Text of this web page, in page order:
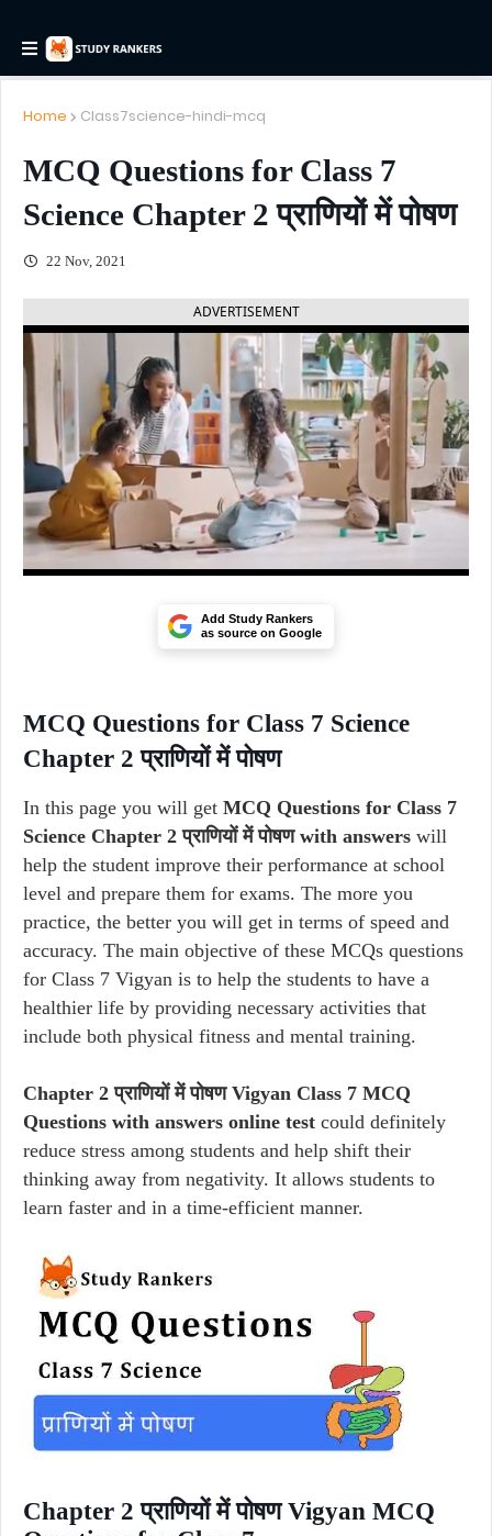
Home Class7science-hindi-mcq
MCQ Questions for Class 7
Science Chapter 2 प्राणियों में पोषण
22 Nov, 2021
ADVERTISEMENT
Add Study Rankers
as source on Google
MCQ Questions for Class 7 Science
Chapter 2 प्राणियों में पोषण
In this page you will get MCQ Questions for Class 7
Science Chapter 2 प्राणियों में पोषण with answers will
help the student improve their performance at school
level and prepare them for exams. The more you
practice, the better you will get in terms of speed and
accuracy. The main objective of these MCQs questions
for Class 7 Vigyan is to help the students to have a
healthier life by providing necessary activities that
include both physical fitness and mental training.
Chapter 2 प्राणियों में पोषण Vigyan Class 7 MCQ
Questions with answers online test could definitely
reduce stress among students and help shift their
thinking away from negativity. It allows students to
learn faster and in a time-efficient manner.
Chapter 2 प्राणियों में पोषण Vigyan MCQ